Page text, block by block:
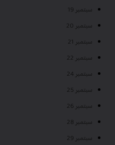
سبتمبر 19
سبتمبر 20
سبتمبر 21
سبتمبر 22
سبتمبر 24
سبتمبر 25
سبتمبر 26
سبتمبر 28
سبتمبر 29